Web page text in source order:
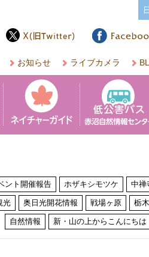
お知らせ ライブカメラ
ント開催報告 ホザキシモツケ 中禅
光 奥日光開花情報 戦場ヶ原 栃木
自然情報 新・山の上からこんにちは